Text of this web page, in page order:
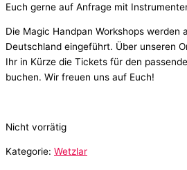
Euch gerne auf Anfrage mit
Die Magic Handpan Workshops werden
Deutschland eingeführt. Über unseren
Ihr in Kürze die Tickets für den
buchen. Wir freuen uns auf Euch!
Nicht vorrätig
Kategorie: Wetzlar